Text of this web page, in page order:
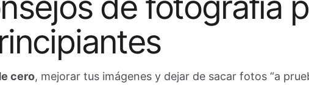
cero, mejorar tus imágenes y dejar de sacar fotos “a